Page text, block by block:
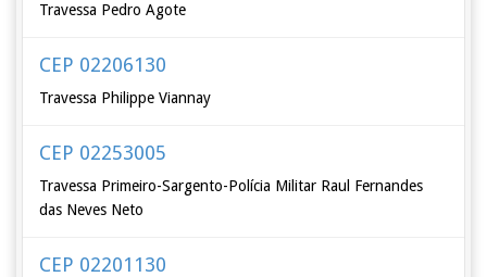
Travessa Pedro Agote
CEP 02206130
Travessa Philippe Viannay
CEP 02253005
Travessa Primeiro-Sargento-Polícia Militar Raul Fernandes
das Neves Neto
CEP 02201130